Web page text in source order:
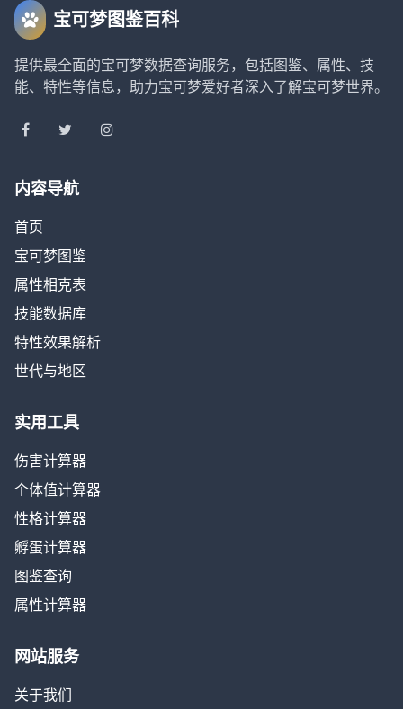
宝可梦图鉴百科
提供最全面的宝可梦数据查询服务，包括图鉴、属性、技
能、特性等信息，助力宝可梦爱好者深入了解宝可梦世界。
内容导航
首页
宝可梦图鉴
属性相克表
技能数据库
特性效果解析
世代与地区
实用工具
伤害计算器
个体值计算器
性格计算器
孵蛋计算器
图鉴查询
属性计算器
网站服务
关于我们